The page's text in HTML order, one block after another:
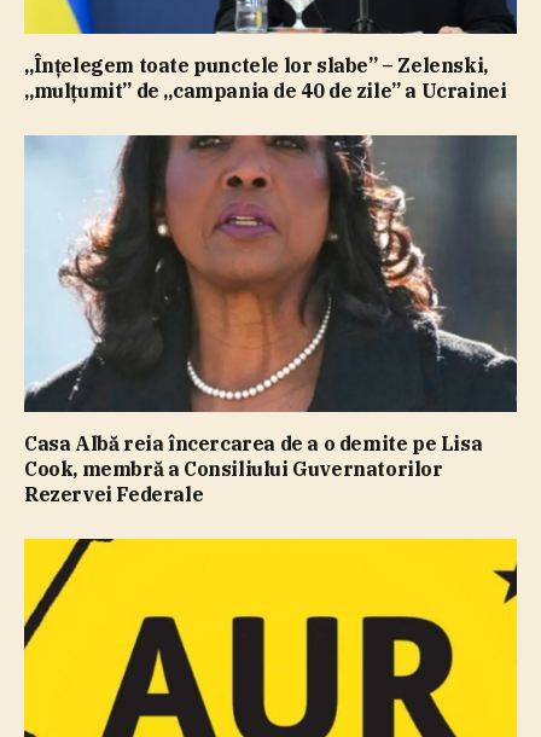
„Înţelegem toate punctele lor slabe” – Zelenski,
„mulţumit” de „campania de 40 de zile” a Ucrainei
Casa Albă reia încercarea de a o demite pe Lisa
Cook, membră a Consiliului Guvernatorilor
Rezervei Federale